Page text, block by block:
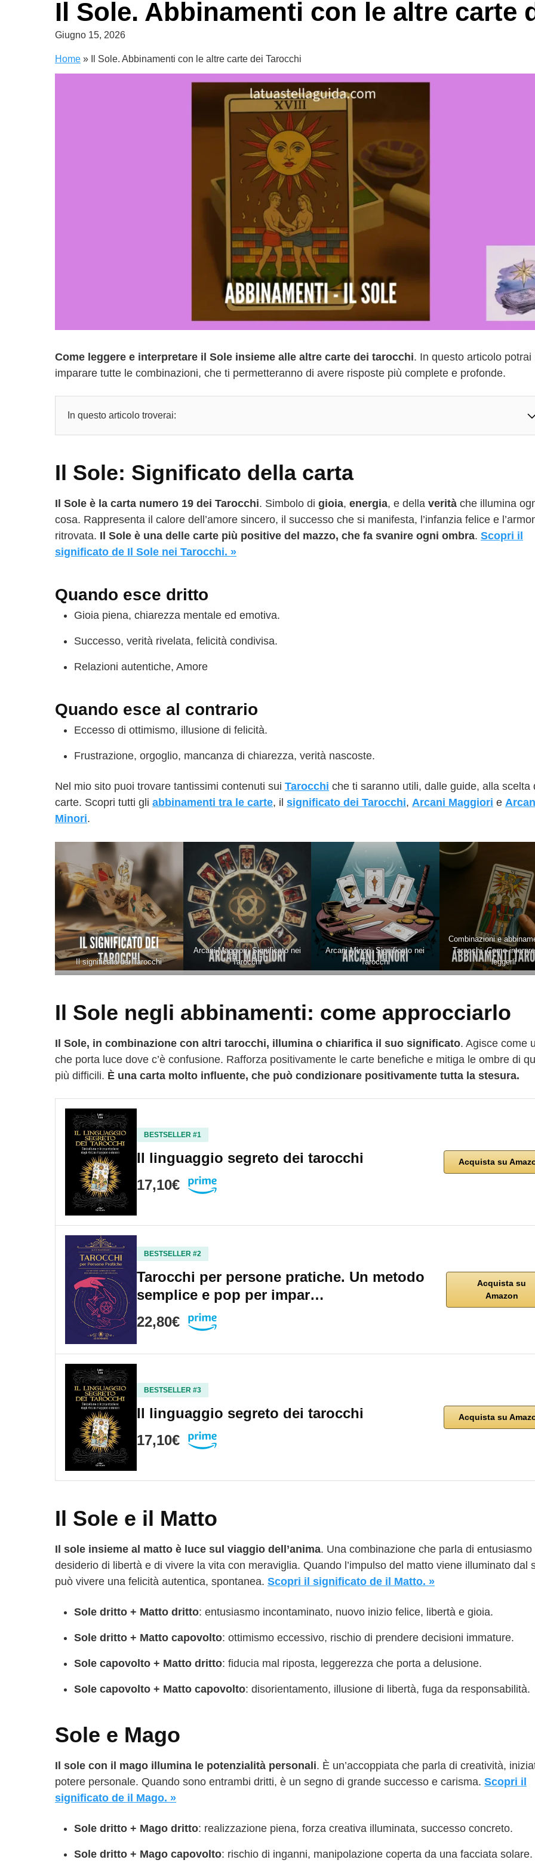
Il Sole. Abbinamenti con le altre carte
Giugno 15, 2026
Home » Il Sole. Abbinamenti con le altre carte dei Tarocchi
Come leggere e interpretare il Sole insieme alle altre carte dei tarocchi. In questo articolo potrai
imparare tutte le combinazioni, che ti permetteranno di avere risposte più complete e profonde.
In questo articolo troverai:
Il Sole: Significato della carta
Il Sole è la carta numero 19 dei Tarocchi. Simbolo di gioia, energia, e della verità che illumina
cosa. Rappresenta il calore dell’amore sincero, il successo che si manifesta, l’infanzia felice e
ritrovata. Il Sole è una delle carte più positive del mazzo, che fa svanire ogni ombra. Scopri il
significato de Il Sole nei Tarocchi. »
Quando esce dritto
Gioia piena, chiarezza mentale ed emotiva.
Successo, verità rivelata, felicità condivisa.
Relazioni autentiche, Amore
Quando esce al contrario
Eccesso di ottimismo, illusione di felicità.
Frustrazione, orgoglio, mancanza di chiarezza, verità nascoste.
Nel mio sito puoi trovare tantissimi contenuti sui Tarocchi che ti saranno utili, dalle guide, alla scelta
carte. Scopri tutti gli abbinamenti tra le carte, il significato dei Tarocchi, Arcani Maggiori e
Minori.
Il significato dei Tarocchi
Arcani Maggiori: Significato nei
Tarocchi
Arcani Minori: Significato nei
Tarocchi
Combinazioni e
Tarocchi: Come
leggerli
Il Sole negli abbinamenti: come approcciarlo
Il Sole, in combinazione con altri tarocchi, illumina o chiarifica il suo significato. Agisce come
che porta luce dove c’è confusione. Rafforza positivamente le carte benefiche e mitiga le ombre di
più difficili. È una carta molto influente, che può condizionare positivamente tutta la stesura.
BESTSELLER #1
Il linguaggio segreto dei tarocchi
17,10€
Acquista su
BESTSELLER #2
Tarocchi per persone pratiche. Un metodo
semplice e pop per impar…
22,80€
Acquista su
Amazon
BESTSELLER #3
Il linguaggio segreto dei tarocchi
17,10€
Acquista su
Il Sole e il Matto
Il sole insieme al matto è luce sul viaggio dell’anima. Una combinazione che parla di entusiasmo
desiderio di libertà e di vivere la vita con meraviglia. Quando l’impulso del matto viene illuminato dal
può vivere una felicità autentica, spontanea. Scopri il significato de il Matto. »
Sole dritto + Matto dritto: entusiasmo incontaminato, nuovo inizio felice, libertà e gioia.
Sole dritto + Matto capovolto: ottimismo eccessivo, rischio di prendere decisioni immature.
Sole capovolto + Matto dritto: fiducia mal riposta, leggerezza che porta a delusione.
Sole capovolto + Matto capovolto: disorientamento, illusione di libertà, fuga da responsabilità.
Sole e Mago
Il sole con il mago illumina le potenzialità personali. È un’accoppiata che parla di creatività,
potere personale. Quando sono entrambi dritti, è un segno di grande successo e carisma. Scopri il
significato de il Mago. »
Sole dritto + Mago dritto: realizzazione piena, forza creativa illuminata, successo concreto.
Sole dritto + Mago capovolto: rischio di inganni, manipolazione coperta da una facciata solare.